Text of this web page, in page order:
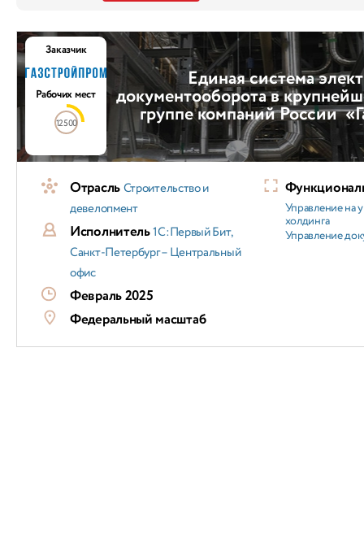
Единая система
документооборота в
группе компаний России
Заказчик
Рабочих мест
12500
ОтрасльСтроительство и
девелопмент
Исполнитель1С:Первый Бит,
Санкт-Петербург – Центральный
офис
Февраль 2025
Федеральный масштаб
Управление на
холдинга
Управление